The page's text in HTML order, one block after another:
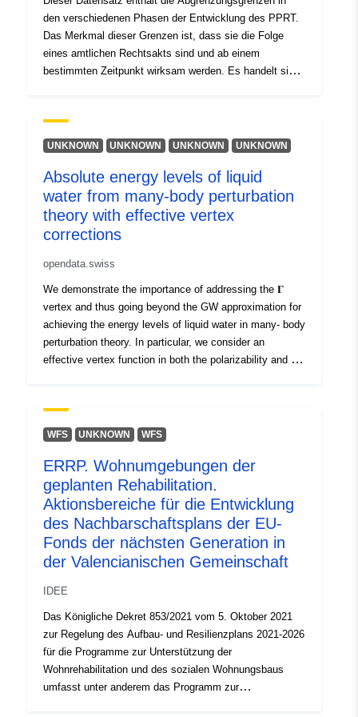
den verschiedenen Phasen der Entwicklung des PPRT.
Das Merkmal dieser Grenzen ist, dass sie die Folge
eines amtlichen Rechtsakts sind und ab einem
bestimmten Zeitpunkt wirksam werden. Es handelt sich
technologisch);- Risikoexponierungsbereich, der dem
von der genehmigten PPR geregelten Bereich
gemeinnützig (PM3 für PPRT);- Umfang der Studie, der
der Hülle entspricht, in der die Unwägbarkeiten
untersucht wurden.
UNKNOWN UNKNOWN UNKNOWN UNKNOWN
Absolute energy levels of liquid
water from many-body perturbation
theory with effective vertex
corrections
opendata.swiss
We demonstrate the importance of addressing the 𝚪
vertex and thus going beyond the GW approximation for
achieving the energy levels of liquid water in many- body
perturbation theory. In particular, we consider an
effective vertex function in both the polarizability and the
yield the band gap, the ionization potential, and the
electron affinity in good agreement with experiment and
electronic structure and dielectric screening further lead
to a good description of the optical absorption spectrum,
as obtained through the solution of the Bethe–Salpeter
equation. In particular, the experimental peak position of
the exciton is accurately reproduced.
WFS UNKNOWN WFS
ERRP. Wohnumgebungen der
geplanten Rehabilitation.
Aktionsbereiche für die Entwicklung
des Nachbarschaftsplans der EU-
Fonds der nächsten Generation in
der Valencianischen Gemeinschaft
IDEE
Das Königliche Dekret 853/2021 vom 5. Oktober 2021
zur Regelung des Aufbau- und Resilienzplans 2021-2026
für die Programme zur Unterstützung der
Wohnrehabilitation und des sozialen Wohnungsbaus
umfasst unter anderem das Programm zur